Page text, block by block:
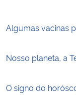
Algumas vacinas
Nosso planeta, a
O signo do